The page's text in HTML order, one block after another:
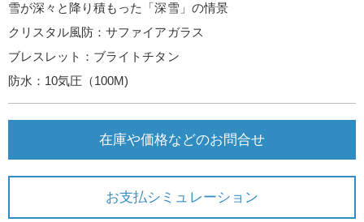
雪が深々と降り積もった「深雪」の情景
クリスタル風防：サファイアガラス
ブレスレット：ブライトチタン
防水：10気圧（100M)
在庫や価格などのお問合せ
お支払シミュレーション